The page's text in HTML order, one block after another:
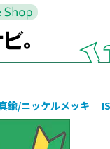
鍮/ニッケルメッキ